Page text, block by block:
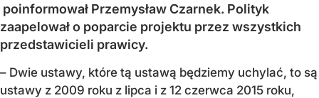
poinformował Przemysław Czarnek. Polityk
zaapelował o poparcie projektu przez wszystkich
przedstawicieli prawicy.
– Dwie ustawy, które tą ustawą będziemy uchylać, to są
ustawy z 2009 roku z lipca i z 12 czerwca 2015 roku,